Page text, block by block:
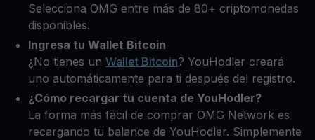
Selecciona OMG entre más de 80+ criptomonedas
disponibles.
Ingresa tu Wallet Bitcoin
¿No tienes un Wallet Bitcoin? YouHodler creará
uno automáticamente para ti después del registro.
¿Cómo recargar tu cuenta de YouHodler?
La forma más fácil de comprar OMG Network es
recargando tu balance de YouHodler. Simplemente